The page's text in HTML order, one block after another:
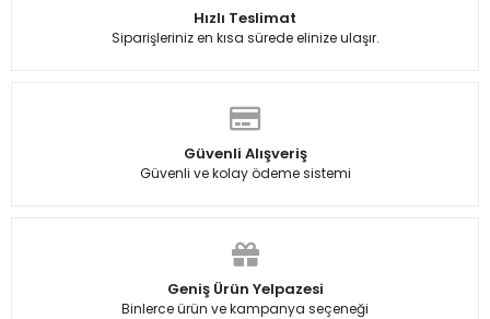
Hızlı Teslimat
Siparişleriniz en kısa sürede elinize ulaşır.
Güvenli Alışveriş
Güvenli ve kolay ödeme sistemi
Geniş Ürün Yelpazesi
Binlerce ürün ve kampanya seçeneği